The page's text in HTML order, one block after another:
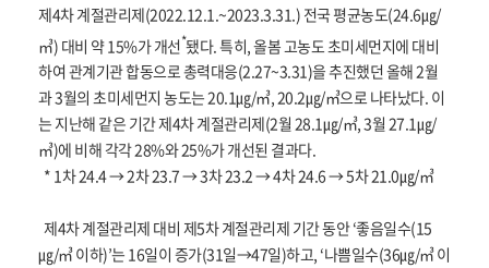
제4차 계절관리제(2022.12.1.~2023.3.31.) 전국 평균농도(24.6㎍/
㎥) 대비 약 15%가 개선*됐다. 특히, 올봄 고농도 초미세먼지에 대비
하여 관계기관 합동으로 총력대응(2.27~3.31)을 추진했던 올해 2월
과 3월의 초미세먼지 농도는 20.1㎍/㎥, 20.2㎍/㎥으로 나타났다. 이
는 지난해 같은 기간 제4차 계절관리제(2월 28.1㎍/㎥, 3월 27.1㎍/
㎥)에 비해 각각 28%와 25%가 개선된 결과다.
* 1차 24.4 → 2차 23.7 → 3차 23.2 → 4차 24.6 → 5차 21.0㎍/㎥
제4차 계절관리제 대비 제5차 계절관리제 기간 동안 ‘좋음일수(15
㎍/㎥ 이하)’는 16일이 증가(31일→47일)하고, ‘나쁨일수(36㎍/㎥ 이